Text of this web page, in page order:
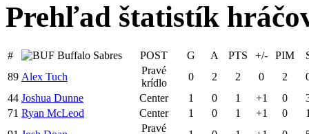
Prehľad štatistík
# Buffalo Sabres POST G A PTS +/- PIM
89 Alex Tuch
Pravé
krídlo
0 2 2 0 2
44 Joshua Dunne Center 1 0 1 +1 0
71 Ryan McLeod Center 1 0 1 +1 0
Pravé